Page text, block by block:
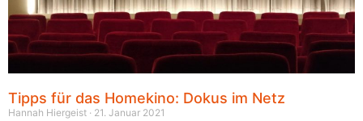
Tipps für das Homekino: Dokus im Netz
Hannah Hiergeist 21. Januar 2021